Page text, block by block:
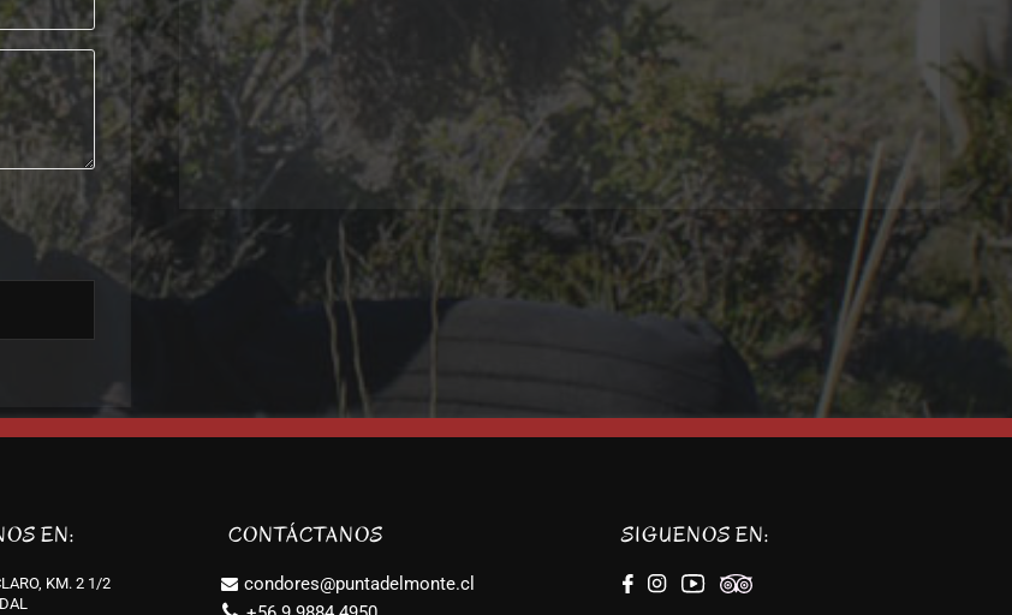
EN:
KM. 2 1/2
CONTÁCTANOS
condores@puntadelmonte.cl
SIGUENOS EN: